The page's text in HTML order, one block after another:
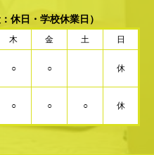
休日・学校休業日）
木 金 土 日
○ ○ 休
○ ○ ○ 休